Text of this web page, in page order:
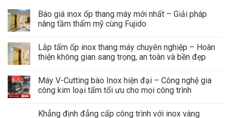
Báo giá inox ốp thang máy mới nhất – Giải pháp
nâng tầm thẩm mỹ cùng Fujido
Lắp tấm ốp inox thang máy chuyên nghiệp – Hoàn
thiện không gian sang trọng, an toàn và bền đẹp
Máy V-Cutting bào Inox hiện đại – Công nghệ gia
công kim loại tấm tối ưu cho mọi công trình
Khẳng định đẳng cấp công trình với inox vàng